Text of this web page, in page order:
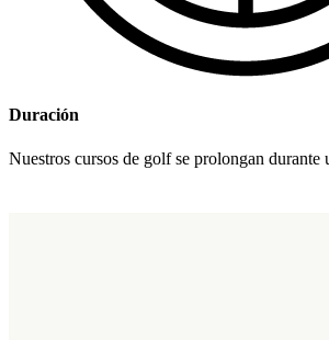
Duración
Nuestros cursos de golf se prolongan durante